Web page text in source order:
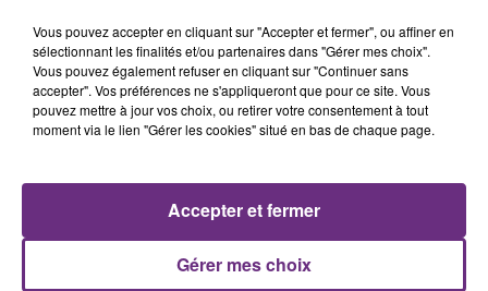
ARIANA GRANDE
Hate That I Made You Love
IYAZ
Vous pouvez accepter en cliquant sur "Accepter et fermer", ou affiner en
sélectionnant les finalités et/ou partenaires dans "Gérer mes choix".
Vous pouvez également refuser en cliquant sur "Continuer sans
accepter". Vos préférences ne s'appliqueront que pour ce site. Vous
pouvez mettre à jour vos choix, ou retirer votre consentement à tout
moment via le lien "Gérer les cookies" situé en bas de chaque page.
Gérer mes choix
Accepter et fermer